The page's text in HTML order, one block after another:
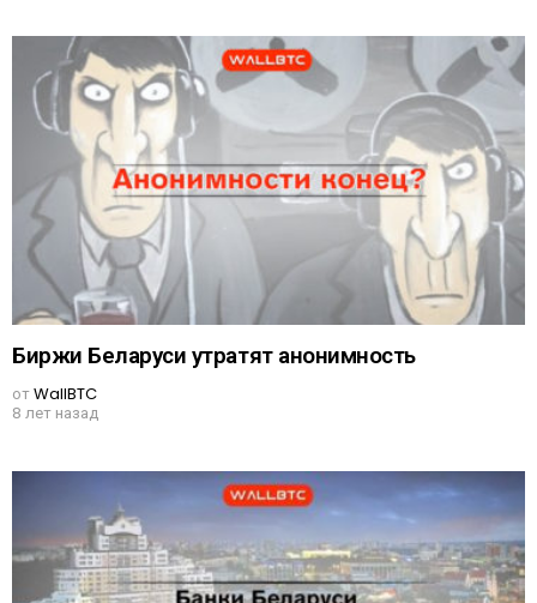
Биржи Беларуси утратят анонимность
отWallBTC
8 лет назад